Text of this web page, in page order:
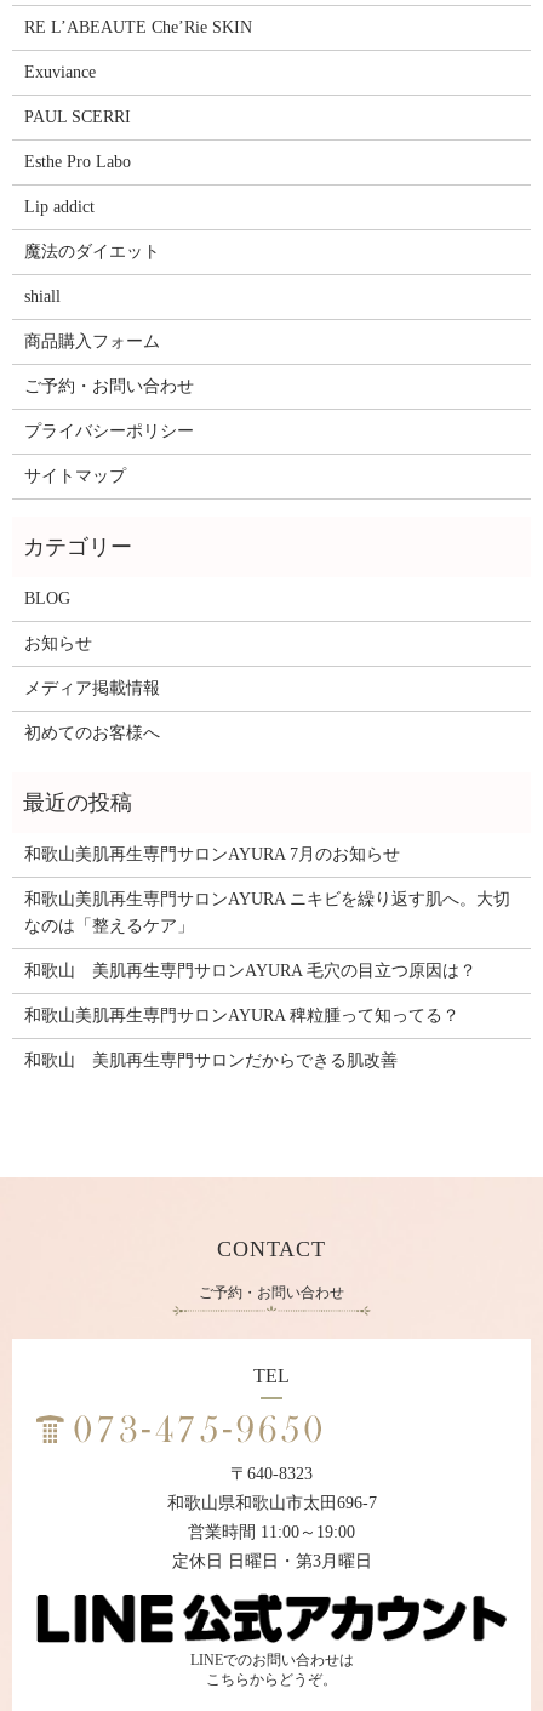
RE L’ABEAUTE Che’Rie SKIN
Exuviance
PAUL SCERRI
Esthe Pro Labo
Lip addict
魔法のダイエット
shiall
商品購入フォーム
ご予約・お問い合わせ
プライバシーポリシー
サイトマップ
BLOG
お知らせ
メディア掲載情報
初めてのお客様へ
和歌山美肌再生専門サロンAYURA 7月のお知らせ
和歌山美肌再生専門サロンAYURA ニキビを繰り返す肌へ。大切
なのは「整えるケア」
和歌山 美肌再生専門サロンAYURA 毛穴の目立つ原因は？
和歌山美肌再生専門サロンAYURA 稗粒腫って知ってる？
和歌山 美肌再生専門サロンだからできる肌改善
CONTACT
ご予約・お問い合わせ
TEL
〒640-8323
和歌山県和歌山市太田696-7
営業時間 11:00～19:00
定休日 日曜日・第3月曜日
LINEでのお問い合わせは
こちらからどうぞ。